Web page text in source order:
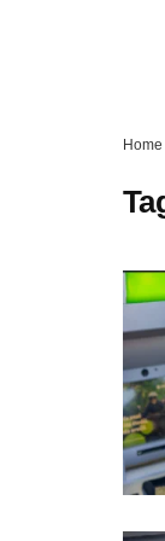
Home